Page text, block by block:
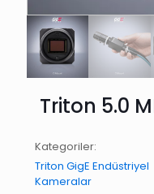
Triton 5.0
Kategoriler:
Triton GigE Endüstriyel
Kameralar